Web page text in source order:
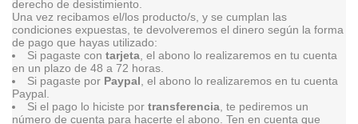
derecho de desistimiento.
Una vez recibamos el/los producto/s, y se cumplan las
condiciones expuestas, te devolveremos el dinero según la forma
de pago que hayas utilizado:
Si pagaste con tarjeta , el abono lo realizaremos en tu cuenta
en un plazo de 48 a 72 horas.
Si pagaste por Paypal , el abono lo realizaremos en tu cuenta
Paypal.
Si el pago lo hiciste por transferencia , te pediremos un
número de cuenta para hacerte el abono. Ten en cuenta que